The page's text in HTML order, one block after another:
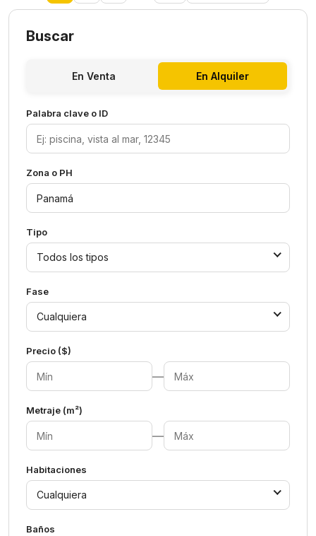
Buscar
En Venta En Alquiler
Palabra clave o ID
Zona o PH
Tipo
Todos los tipos
Fase
Cualquiera
Precio ($)
—
Metraje (m²)
—
Habitaciones
Cualquiera
Baños